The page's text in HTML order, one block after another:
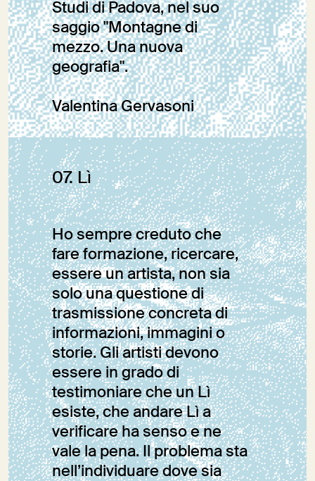
Studi di Padova, nel suo
saggio "Montagne di
mezzo. Una nuova
geografia".
Valentina Gervasoni
Editoriale
07. Lì
Ho sempre creduto che
fare formazione, ricercare,
essere un artista, non sia
solo una questione di
trasmissione concreta di
informazioni, immagini o
storie. Gli artisti devono
essere in grado di
testimoniare che un Lì
esiste, che andare Lì a
verificare ha senso e ne
vale la pena. Il problema sta
nell’individuare dove sia